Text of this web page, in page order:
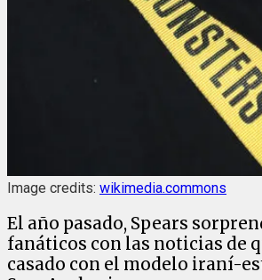
Image credits: wikimedia.commons
El año pasado, Spears
fanáticos con las noticias de
casado con el modelo iraní-